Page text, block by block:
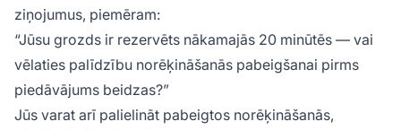
ziņojumus, piemēram:
“Jūsu grozds ir rezervēts nākamajās 20 minūtēs — vai
vēlaties palīdzību norēķināšanās pabeigšanai pirms
piedāvājums beidzas?”
Jūs varat arī palielināt pabeigtos norēķināšanās,